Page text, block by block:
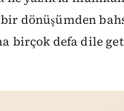
dönüşümden
birçok defa dile